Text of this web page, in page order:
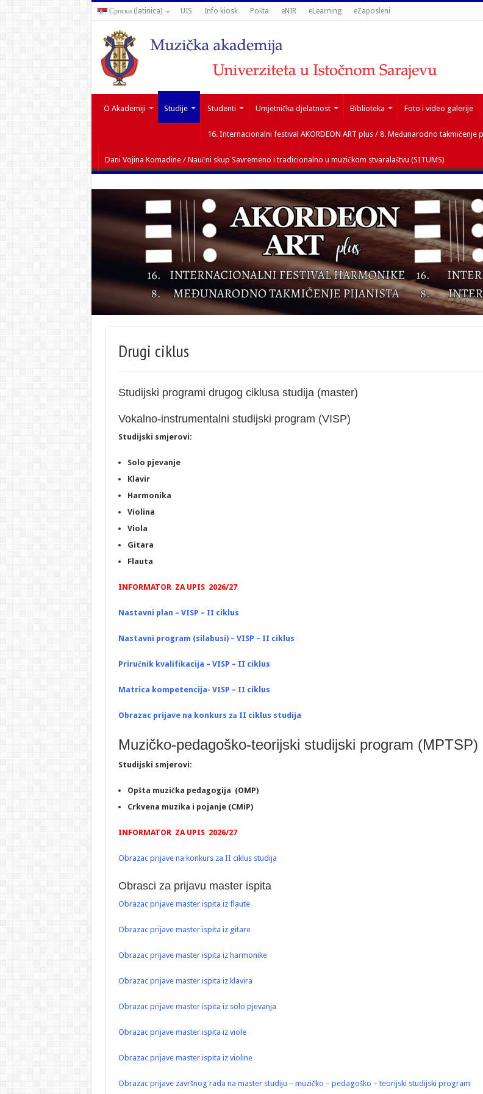
Српски (latinica) UIS Info kiosk Pošta eNIR eLearning eZaposleni
O Akademiji Studije Studenti Umjetnička djelatnost Biblioteka Foto i video galerije
16. Internacionalni festival AKORDEON ART plus / 8. Međunarodno takmičenje
Dani Vojina Komadine / Naučni skup Savremeno i tradicionalno u muzičkom stvaralaštvu (SITUMS)
Drugi ciklus
Studijski programi drugog ciklusa studija (master)
Vokalno-instrumentalni studijski program (VISP)
Studijski smjerovi:
Solo pjevanje
Klavir
Harmonika
Violina
Viola
Gitara
Flauta
INFORMATOR ZA UPIS 2026/27
Nastavni plan – VISP – II ciklus
Nastavni program (silabusi) – VISP – II ciklus
Priručnik kvalifikacija – VISP – II ciklus
Matrica kompetencija- VISP – II ciklus
Obrazac prijave na konkurs zа II ciklus studija
Muzičko-pedagoško-teorijski studijski program (MPTSP)
Studijski smjerovi:
Opšta muzička pedagogija (OMP)
Crkvena muzika i pojanje (CMiP)
INFORMATOR ZA UPIS 2026/27
Obrazac prijave na konkurs za II ciklus studija
Obrasci za prijavu master ispita
Obrazac prijave master ispita iz flaute
Obrazac prijave master ispita iz gitare
Obrazac prijave master ispita iz harmonike
Obrazac prijave master ispita iz klavira
Obrazac prijave master ispita iz solo pjevanja
Obrazac prijave master ispita iz viole
Obrazac prijave master ispita iz violine
Obrazac prijave završnog rada na master studiju – muzičko – pedagoško – teorijski studijski program